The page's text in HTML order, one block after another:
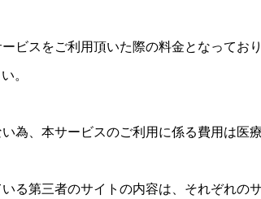
ビスをご利用頂いた際の料金となって
。
為、本サービスのご利用に係る費用は医
る第三者のサイトの内容は、それぞれ